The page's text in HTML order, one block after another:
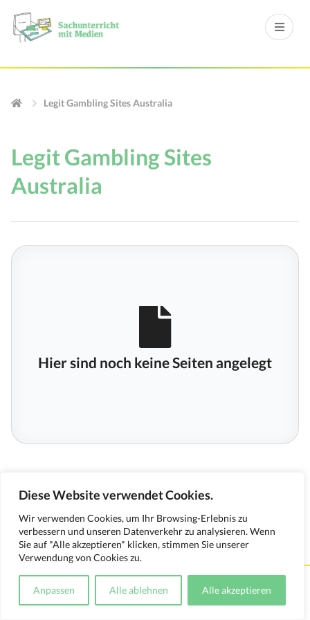
Diese Website verwendet Cookies.
Wir verwenden Cookies, um Ihr Browsing-Erlebnis zu
verbessern und unseren Datenverkehr zu analysieren. Wenn
Sie auf "Alle akzeptieren" klicken, stimmen Sie unserer
Verwendung von Cookies zu.
Anpassen Alle ablehnen Alle akzeptieren
Legit Gambling Sites Australia
Legit Gambling Sites
Australia
Hier sind noch keine Seiten angelegt
Kontakt Impressum Datenschutzerklärung
Medienverwendungsnachweis